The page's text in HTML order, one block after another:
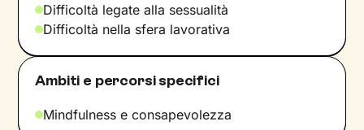
Difficoltà legate alla sessualità
Difficoltà nella sfera lavorativa
Ambiti e percorsi specifici
Mindfulness e consapevolezza